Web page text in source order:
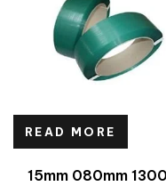
READ MORE
15mm 080mm